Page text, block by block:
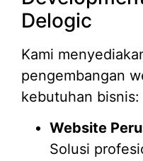
Delogic
Kami
pengembangan
kebutuhan bisnis:
Website
Solusi